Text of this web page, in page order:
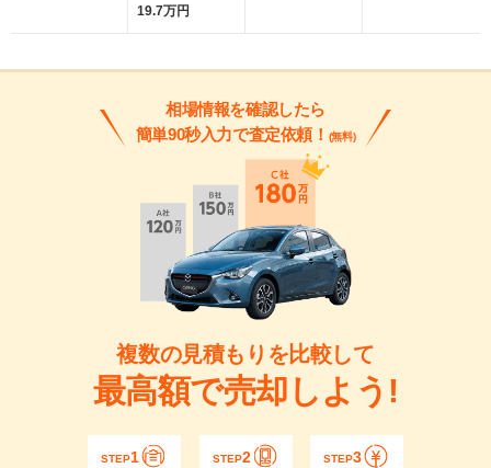
19.7万円
相場情報を確認したら
簡単90秒入力で査定依頼！ (無料)
複数の見積もりを比較して
最高額で売却しよう!
STEP1 STEP2 STEP3